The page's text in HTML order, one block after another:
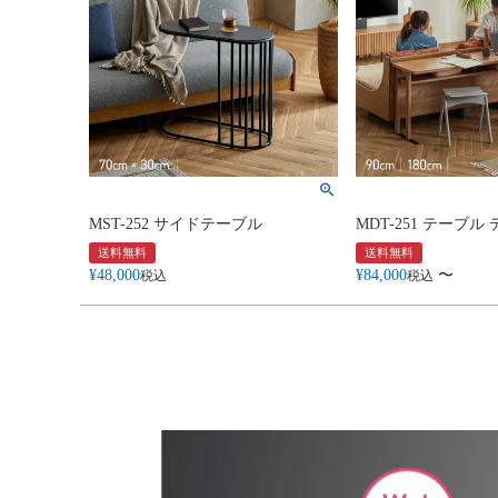
MST-252 サイドテーブル
送料無料
¥48,000税込
MDT-251 テーブル
送料無料
¥84,000税込 〜